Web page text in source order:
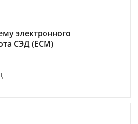
электронного
СЭД (ECM)